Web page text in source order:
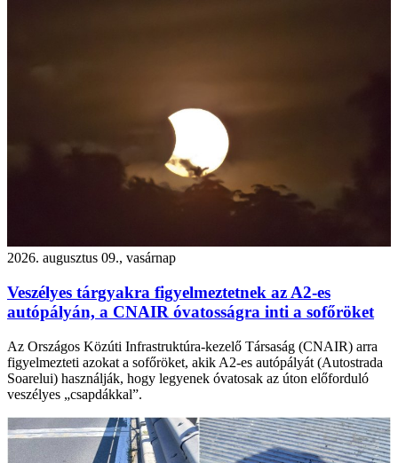
2026. augusztus 09., vasárnap
Veszélyes tárgyakra figyelmeztetnek az A2-es
autópályán, a CNAIR óvatosságra inti a sofőröket
Az Országos Közúti Infrastruktúra-kezelő Társaság (CNAIR) arra
figyelmezteti azokat a sofőröket, akik A2-es autópályát (Autostrada
Soarelui) használják, hogy legyenek óvatosak az úton előforduló
veszélyes „csapdákkal”.